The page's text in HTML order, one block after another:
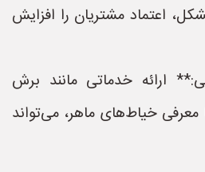
اعتماد مشتریان را افزایش
ارائه خدماتی مانند برش
خیاط‌های ماهر، می‌تواند